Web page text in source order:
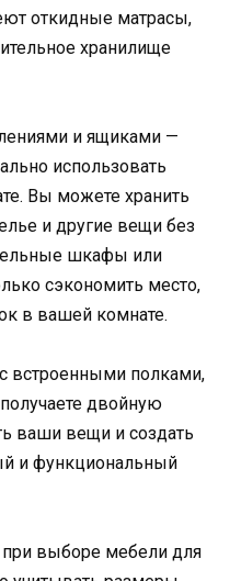
откидные матрасы,
хранилище
и ящиками —
использовать
Вы можете хранить
и другие вещи без
шкафы или
сэкономить место,
в вашей комнате.
встроенными полками,
двойную
ваши вещи и создать
и функциональный
при выборе мебели для